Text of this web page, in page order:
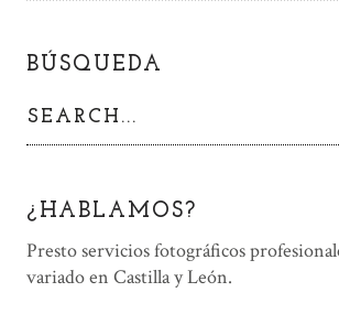
BÚSQUEDA
¿HABLAMOS?
Presto servicios fotográficos
variado en Castilla y León.